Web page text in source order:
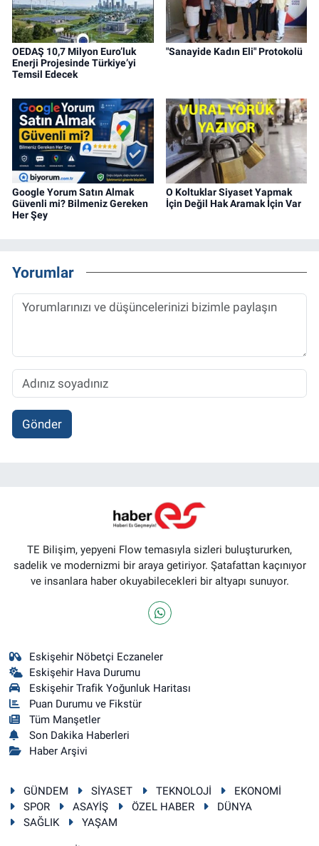
OEDAŞ 10,7 Milyon Euro’luk
Enerji Projesinde Türkiye’yi
Temsil Edecek
"Sanayide Kadın Eli" Protokolü
Google Yorum Satın Almak
Güvenli mi? Bilmeniz Gereken
Her Şey
O Koltuklar Siyaset Yapmak
İçin Değil Hak Aramak İçin Var
Yorumlar
Gönder
TE Bilişim, yepyeni Flow temasıyla sizleri buluştururken,
sadelik ve modernizmi bir araya getiriyor. Şatafattan kaçınıyor
ve insanlara haber okuyabilecekleri bir altyapı sunuyor.
Eskişehir Nöbetçi Eczaneler
Eskişehir Hava Durumu
Eskişehir Trafik Yoğunluk Haritası
Puan Durumu ve Fikstür
Tüm Manşetler
Son Dakika Haberleri
Haber Arşivi
GÜNDEM SİYASET TEKNOLOJİ
EKONOMİ
SPOR
ASAYİŞ ÖZEL HABER
DÜNYA
SAĞLIK
YAŞAM